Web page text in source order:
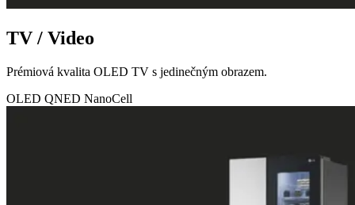
TV / Video
Prémiová kvalita OLED TV s jedinečným obrazem.
OLED QNED NanoCell